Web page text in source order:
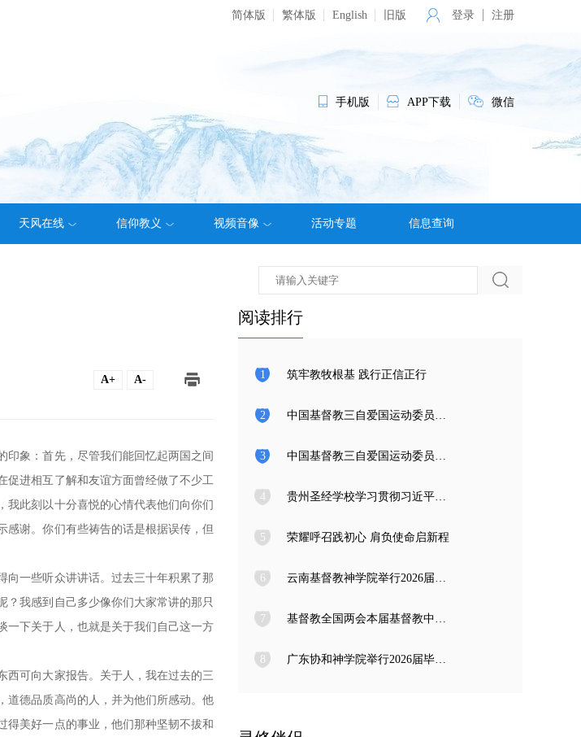
简体版 繁体版 English 旧版 登录 注册
手机版 APP下载 微信
天风在线 信仰教义 视频音像 活动专题 信息查询
A+ A-
印象：首先，尽管我们能回忆起两国之间
促进相互了解和友谊方面曾经做了不少工
我此刻以十分喜悦的心情代表他们向你们
感谢。你们有些祷告的话是根据误传，但
向一些听众讲讲话。过去三十年积累了那
？我感到自己多少像你们大家常讲的那只
一下关于人，也就是关于我们自己这一方
西可向大家报告。关于人，我在过去的三
道德品质高尚的人，并为他们所感动。他
得美好一点的事业，他们那种坚韧不拔和
阅读排行
1 筑牢教牧根基 践行正信正行
2 中国基督教三自爱国运动委员会2026年度公开招聘工作人员面试公告
3 中国基督教三自爱国运动委员会2026年度公开招聘应届高校毕业生面试公告
4 贵州圣经学校学习贯彻习近平总书记在庆祝中国共产党成立105周年大会上的重要讲话精神
5 荣耀呼召践初心 肩负使命启新程
6 云南基督教神学院举行2026届毕业典礼
7 基督教全国两会本届基督教中国化推进委员会在成都召开专题编写工作会议
8 广东协和神学院举行2026届毕业感恩崇拜暨毕业典礼